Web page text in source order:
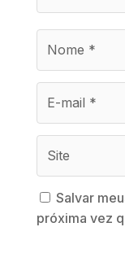
Salvar
próxima vez